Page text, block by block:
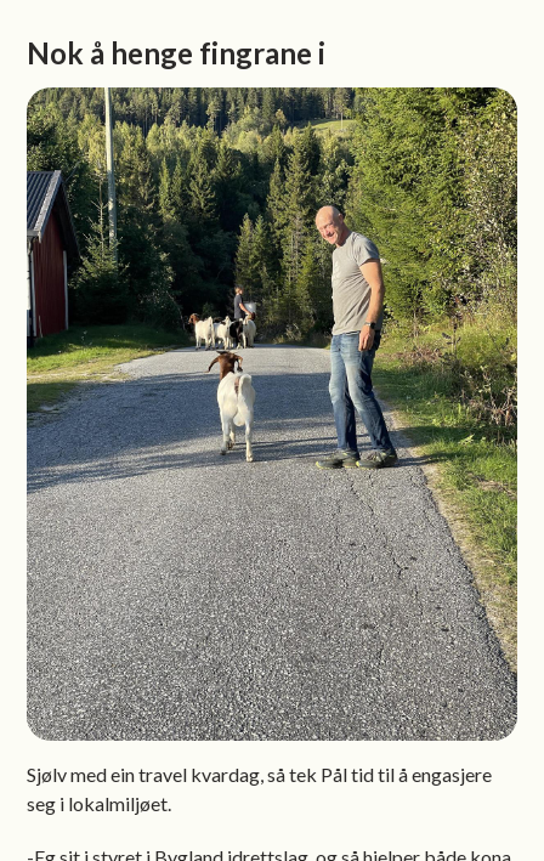
Nok å henge fingrane i
Sjølv med ein travel kvardag, så tek Pål tid til å engasjere
seg i lokalmiljøet.